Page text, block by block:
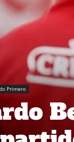
Primero